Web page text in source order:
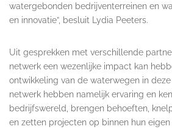
watergebonden bedrijventerreinen en
en innovatie”, besluit Lydia Peeters.
Uit gesprekken met verschillende
netwerk een wezenlijke impact kan
ontwikkeling van de waterwegen in
netwerk hebben namelijk ervaring en
bedrijfswereld, brengen behoeften,
en zetten projecten op binnen hun eigen